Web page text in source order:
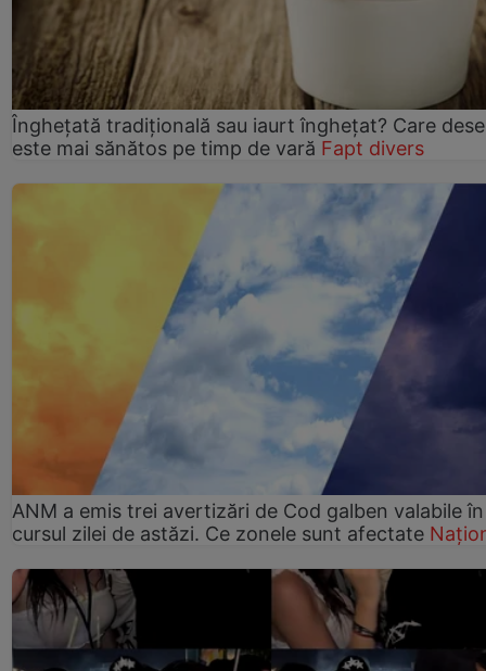
Înghețată tradițională sau iaurt înghețat? Care
este mai sănătos pe timp de vară Fapt divers
ANM a emis trei avertizări de Cod galben valabile în
cursul zilei de astăzi. Ce zonele sunt afectate